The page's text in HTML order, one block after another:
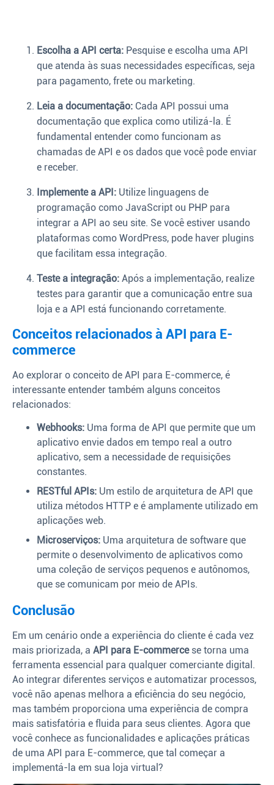
Escolha a API certa: Pesquise e escolha uma API
que atenda às suas necessidades específicas, seja
para pagamento, frete ou marketing.
Leia a documentação: Cada API possui uma
documentação que explica como utilizá-la. É
fundamental entender como funcionam as
chamadas de API e os dados que você pode enviar
e receber.
Implemente a API: Utilize linguagens de
programação como JavaScript ou PHP para
integrar a API ao seu site. Se você estiver usando
plataformas como WordPress, pode haver plugins
que facilitam essa integração.
Teste a integração: Após a implementação, realize
testes para garantir que a comunicação entre sua
loja e a API está funcionando corretamente.
Conceitos relacionados à API para E-
commerce
Ao explorar o conceito de API para E-commerce, é
interessante entender também alguns conceitos
relacionados:
Webhooks: Uma forma de API que permite que um
aplicativo envie dados em tempo real a outro
aplicativo, sem a necessidade de requisições
constantes.
RESTful APIs: Um estilo de arquitetura de API que
utiliza métodos HTTP e é amplamente utilizado em
aplicações web.
Microserviços: Uma arquitetura de software que
permite o desenvolvimento de aplicativos como
uma coleção de serviços pequenos e autônomos,
que se comunicam por meio de APIs.
Conclusão
Em um cenário onde a experiência do cliente é cada vez
mais priorizada, a API para E-commercese torna uma
ferramenta essencial para qualquer comerciante digital.
Ao integrar diferentes serviços e automatizar processos,
você não apenas melhora a eficiência do seu negócio,
mas também proporciona uma experiência de compra
mais satisfatória e fluida para seus clientes. Agora que
você conhece as funcionalidades e aplicações práticas
de uma API para E-commerce, que tal começar a
implementá-la em sua loja virtual?